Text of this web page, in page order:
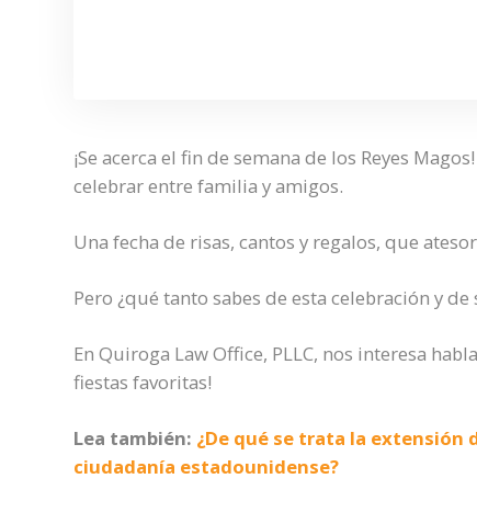
¡Se acerca el fin de semana de los Reyes
celebrar entre familia y amigos.
Una fecha de risas, cantos y regalos, que
Pero ¿qué tanto sabes de esta celebración y de
En Quiroga Law Office, PLLC, nos interesa
fiestas favoritas!
Lea también: ¿De qué se trata la extensión
ciudadanía estadounidense?